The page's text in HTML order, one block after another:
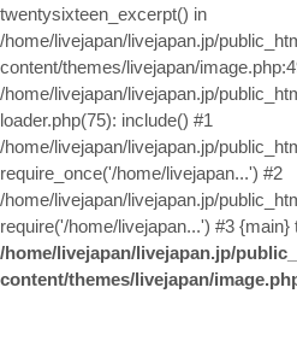
twentysixteen_excerpt() in
/home/livejapan/livejapan.jp/
content/themes/livejapan/
/home/livejapan/livejapan.jp/
loader.php(75): include() #1
/home/livejapan/livejapan.jp/
require_once('/home/livejapan...') #2
/home/livejapan/livejapan.jp/
require('/home/livejapan...') #3 {main}
/home/livejapan/livejapan.jp/
content/themes/livejapan/